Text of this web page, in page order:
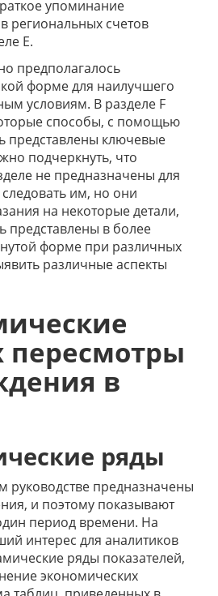
упоминание
региональных счетов
Е.
предполагалось
форме для наилучшего
условиям. В разделе F
способы, с помощью
представлены ключевые
подчеркнуть, что
не предназначены для
им, но они
на некоторые детали,
представлены в более
форме при различных
различные аспекты
пересмотры
в
ряды
руководстве предназначены
и поэтому показывают
период времени. На
интерес для аналитиков
ряды показателей,
экономических